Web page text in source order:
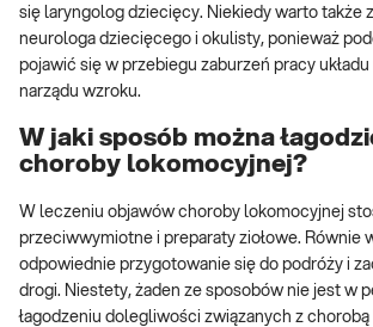
się laryngolog dziecięcy. Niekiedy warto także
neurologa dziecięcego i okulisty, ponieważ
pojawić się w przebiegu zaburzeń pracy
narządu wzroku.
W jaki sposób można
choroby lokomocyjnej?
W leczeniu objawów choroby lokomocyjnej
przeciwwymiotne i preparaty ziołowe. Równie
odpowiednie przygotowanie się do podróży i
drogi. Niestety, żaden ze sposobów nie jest w
łagodzeniu dolegliwości związanych z